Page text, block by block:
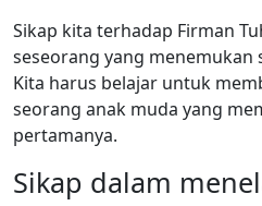
Sikap kita terhadap Firman
seseorang yang menemukan
Kita harus belajar untuk
seorang anak muda yang
pertamanya.
Sikap dalam